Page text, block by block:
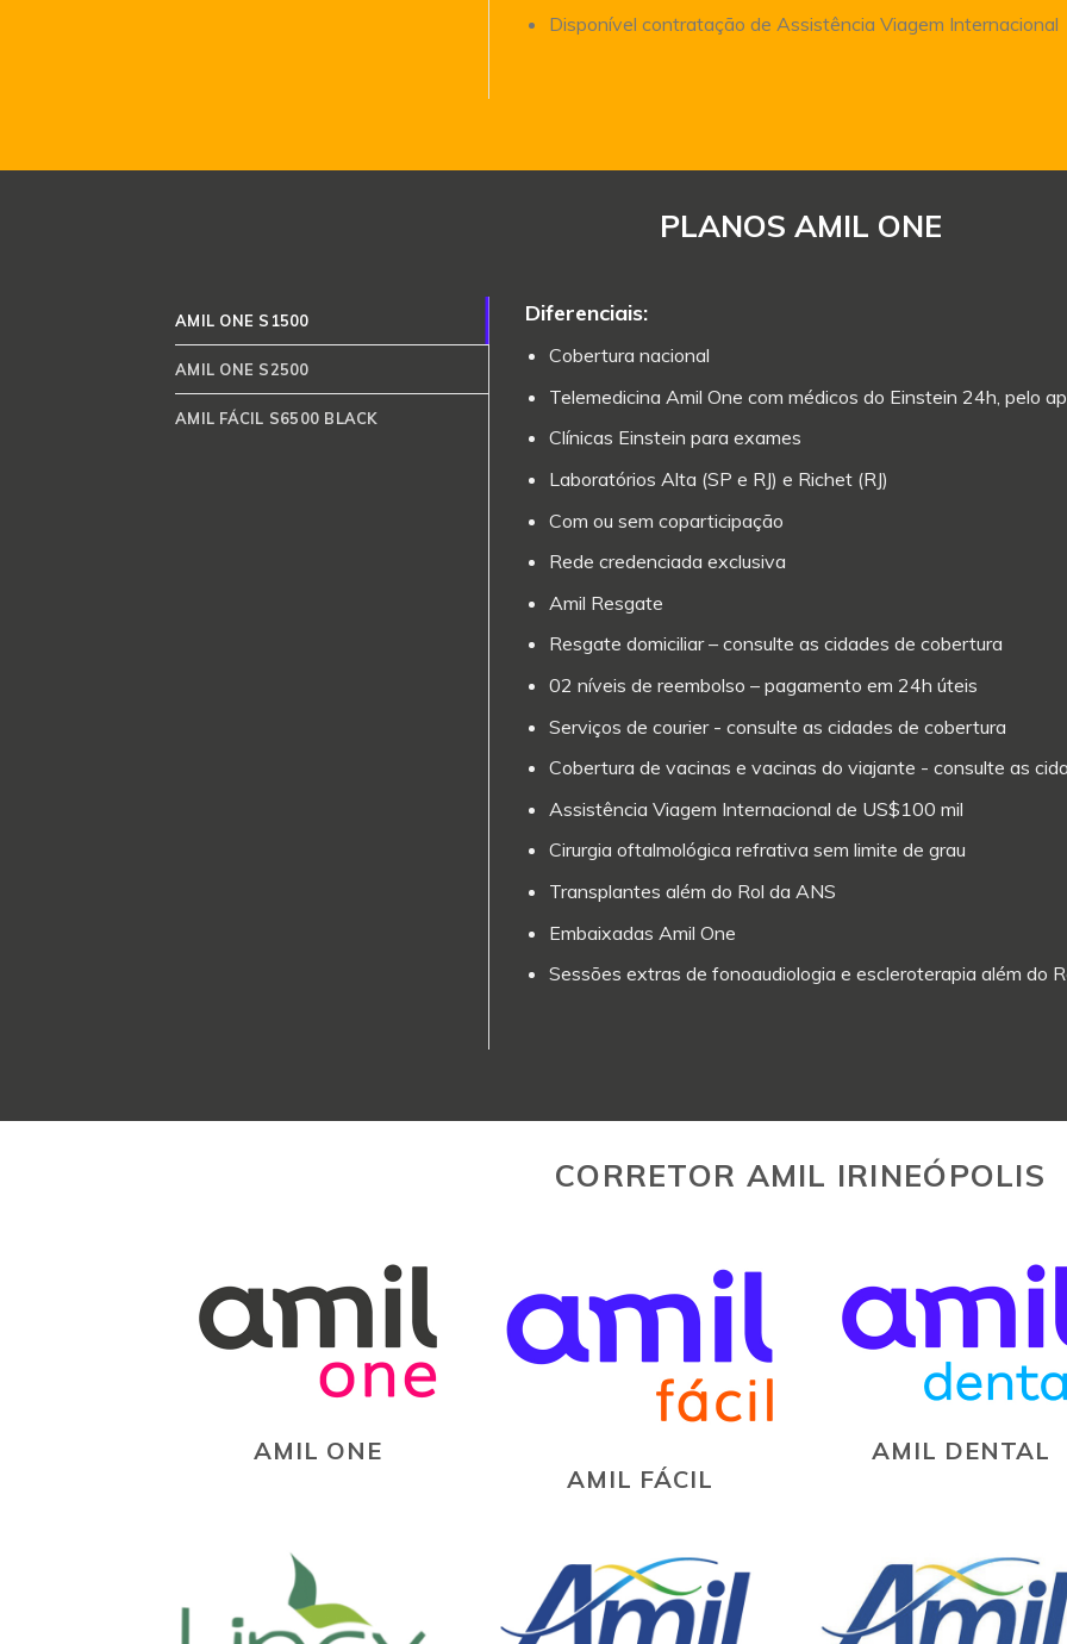
Disponível contratação de Assistência Viagem Internacional
PLANOS AMIL ONE
AMIL ONE S1500
AMIL ONE S2500
AMIL FÁCIL S6500 BLACK
Diferenciais:
Cobertura nacional
Telemedicina Amil One com médicos do Einstein 24h, pelo
Clínicas Einstein para exames
Laboratórios Alta (SP e RJ) e Richet (RJ)
Com ou sem coparticipação
Rede credenciada exclusiva
Amil Resgate
Resgate domiciliar – consulte as cidades de cobertura
02 níveis de reembolso – pagamento em 24h úteis
Serviços de courier - consulte as cidades de cobertura
Cobertura de vacinas e vacinas do viajante - consulte as
Assistência Viagem Internacional de US$100 mil
Cirurgia oftalmológica refrativa sem limite de grau
Transplantes além do Rol da ANS
Embaixadas Amil One
Sessões extras de fonoaudiologia e escleroterapia além do
CORRETOR AMIL IRINEÓPOLIS
AMIL ONE
AMIL FÁCIL
AMIL DENTAL